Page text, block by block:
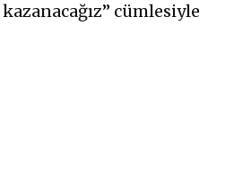
cümlesiyle